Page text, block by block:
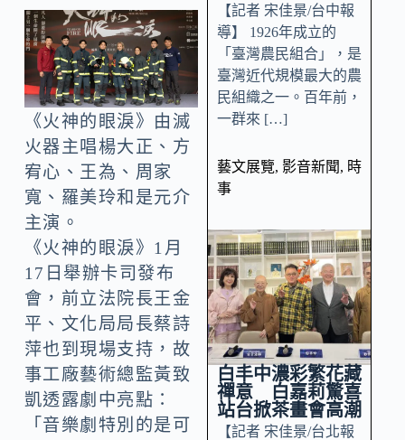
《火神的眼淚》由滅
火器主唱楊大正、方
宥心、王為、周家
寬、羅美玲和是元介
主演。
《火神的眼淚》1月
17日舉辦卡司發布
會，前立法院長王金
平、文化局局長蔡詩
萍也到現場支持，故
事工廠藝術總監黃致
凱透露劇中亮點：
「音樂劇特別的是可
【記者 宋佳景/台中報
導】 1926年成立的
「臺灣農民組合」，是
臺灣近代規模最大的農
民組織之一。百年前，
一群來 […]
藝文展覽, 影音新聞, 時
事
白丰中濃彩繁花藏
禪意 白嘉莉驚喜
站台掀茶畫會高潮
【記者 宋佳景/台北報